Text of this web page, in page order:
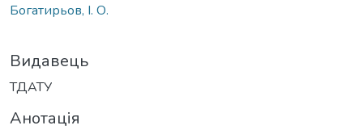
Богатирьов, І. О.
Видавець
ТДАТУ
Анотація